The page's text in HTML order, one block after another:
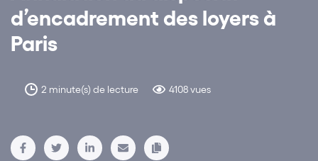
d’encadrement des loyers à
Paris
2 minute(s) de lecture 4108 vues